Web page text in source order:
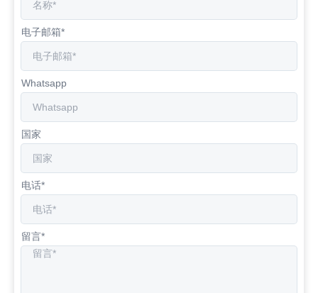
电子邮箱*
Whatsapp
国家
电话*
留言*